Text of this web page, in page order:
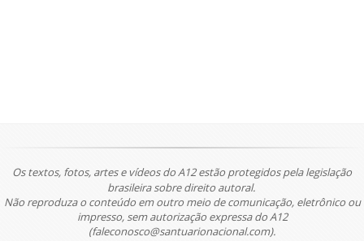
Os textos, fotos, artes e vídeos do A12 estão protegidos pela legislação
brasileira sobre direito autoral.
Não reproduza o conteúdo em outro meio de comunicação, eletrônico ou
impresso, sem autorização expressa do A12
(faleconosco@santuarionacional.com).